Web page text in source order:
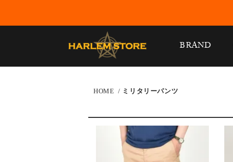
BRAND
HOME / ミリタリーパンツ